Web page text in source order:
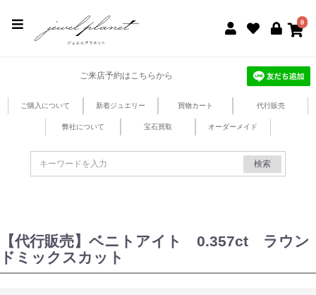
0
ご来店予約はこちらから
ご購入について 新着ジュエリー 買物カート 代行販売
弊社について 宝石買取 オーダーメイド
検索
【代行販売】ベニトアイト 0.357ct ラウン
ドミックスカット